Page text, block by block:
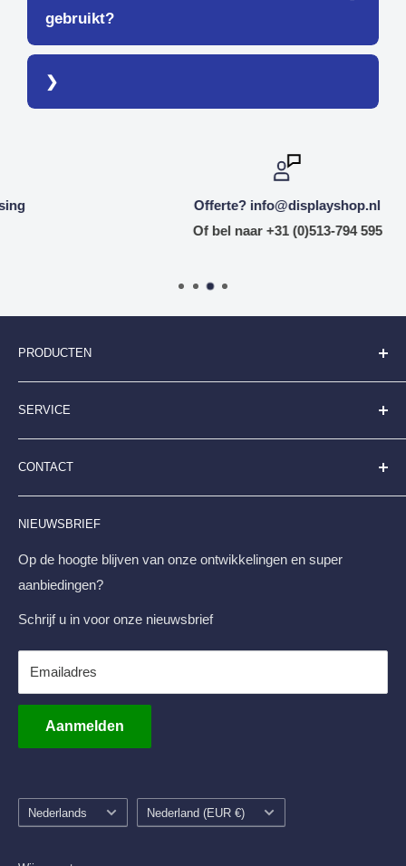
gebruikt?
Offerte? info@displayshop.nl
Of bel naar +31 (0)513-794 595
PRODUCTEN
Kaarthouders
Kliklijsten
Digitale Displays
Stoepborden
SERVICE
Betaalmogelijkheden
Contactpagina en klantenservice
FAQ
Retourneren & Transportschade
Levertijd en Verzendkosten
Privacybeleid
Terugbetalingsbeleid
Blog
CONTACT
+31 513 - 794 595
Btw-nr. NL812547317B01
NIEUWSBRIEF
Op de hoogte blijven van onze ontwikkelingen en super
aanbiedingen?
Schrijf u in voor onze nieuwsbrief
Emailadres
Aanmelden
Taal
Nederlands Land/regio
Nederland (EUR €)